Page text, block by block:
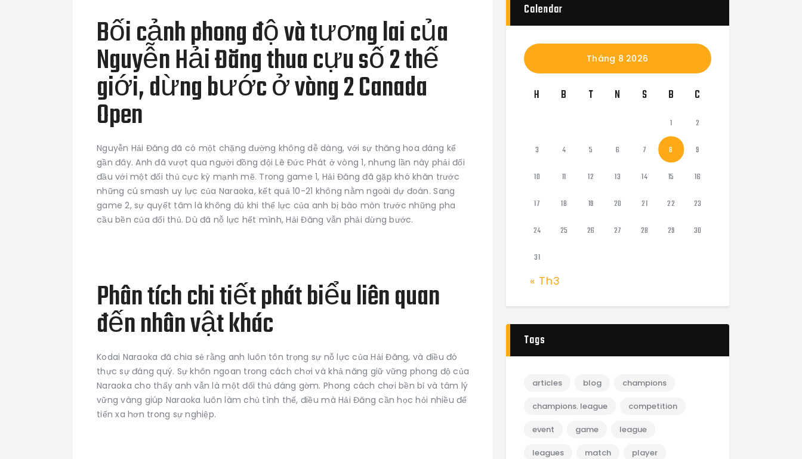
Bối cảnh phong độ và tương lai của
Nguyễn Hải Đăng thua cựu số 2 thế
giới, dừng bước ở vòng 2 Canada
Open
Nguyễn Hải Đăng đã có một chặng đường không dễ dàng, với sự thăng hoa đáng kể
gần đây. Anh đã vượt qua người đồng đội Lê Đức Phát ở vòng 1, nhưng lần này phải đối
đầu với một đối thủ cực kỳ mạnh mẽ. Trong game 1, Hải Đăng đã gặp khó khăn trước
những cú smash uy lực của Naraoka, kết quả 10-21 không nằm ngoài dự đoán. Sang
game 2, sự quyết tâm là không đủ khi thể lực của anh bị bào mòn trước những pha
cầu bền của đối thủ. Dù đã nỗ lực hết mình, Hải Đăng vẫn phải dừng bước.
Phân tích chi tiết phát biểu liên quan
đến nhân vật khác
Kodai Naraoka đã chia sẻ rằng anh luôn tôn trọng sự nỗ lực của Hải Đăng, và điều đó
thực sự đáng quý. Sự khôn ngoan trong cách chơi và khả năng giữ vững phong độ của
Naraoka cho thấy anh vẫn là một đối thủ đáng gờm. Phong cách chơi bền bỉ và tâm lý
vững vàng giúp Naraoka luôn làm chủ tình thế, điều mà Hải Đăng cần học hỏi nhiều để
tiến xa hơn trong sự nghiệp.
Calendar
Tháng 8 2026
H B T N S B C
1 2
3 4 5 6 7 8 9
10 11 12 13 14 15 16
17 18 19 20 21 22 23
24 25 26 27 28 29 30
31
« Th3
Tags
articles blog champions
champions. league competition
event game league
leagues match player